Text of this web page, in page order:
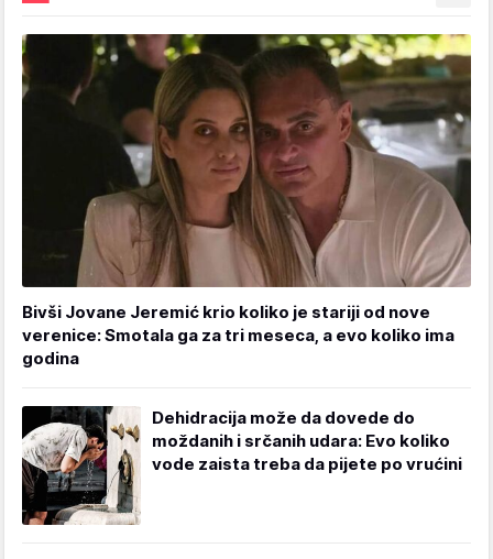
Bivši Jovane Jeremić krio koliko je stariji od nove
verenice: Smotala ga za tri meseca, a evo koliko ima
godina
Dehidracija može da dovede do
moždanih i srčanih udara: Evo koliko
vode zaista treba da pijete po vrućini